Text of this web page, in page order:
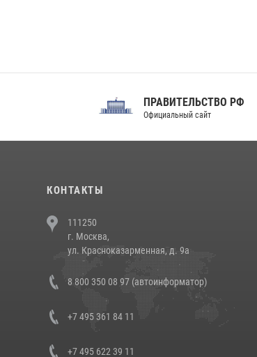
ПРАВИТЕЛЬСТВО РФ
Официальный сайт
КОНТАКТЫ
111250
г. Москва,
ул. Красноказарменная, д. 9а
8 800 350 08 97 (автоинформатор)
+7 495 361 84 11
+7 495 622 39 11